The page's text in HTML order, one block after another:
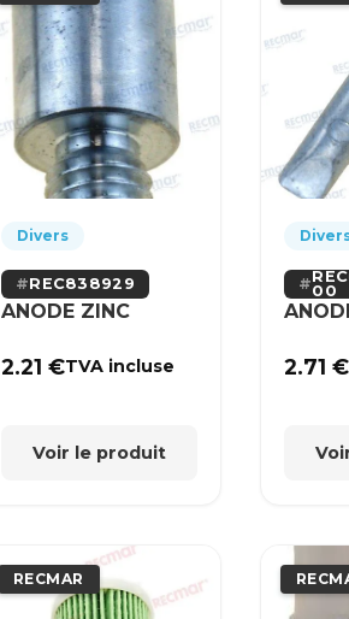
Divers
REC838929
ANODE ZINC
2.21€TVA incluse
Voir le produit
00
2.71€
RECMAR